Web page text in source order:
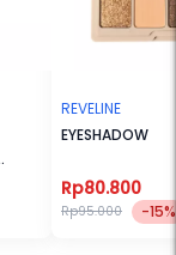
REVELINE
EYESHADOW
Rp80.800
Rp95.000 -15%